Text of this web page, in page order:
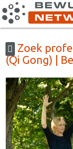
Zoek
(Qi Gong) |